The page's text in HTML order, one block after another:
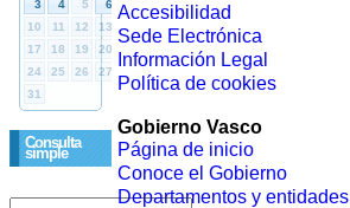
Consulta
simple
Accesibilidad
Sede Electrónica
Información Legal
Política de cookies
Gobierno Vasco
Página de inicio
Conoce el Gobierno
Departamentos y entidades